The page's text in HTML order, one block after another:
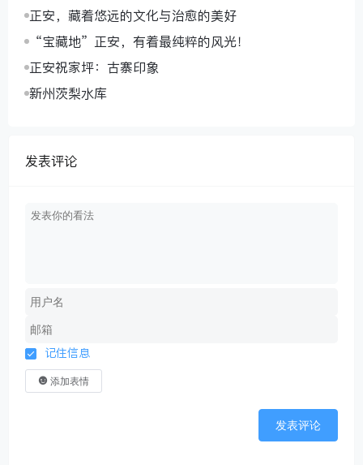
正安，藏着悠远的文化与治愈的美好
“宝藏地”正安，有着最纯粹的风光！
正安祝家坪：古寨印象
新州茨梨水库
发表评论
记住信息
添加表情
发表评论